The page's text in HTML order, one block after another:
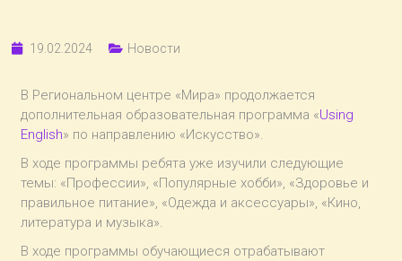
19.02.2024 Новости
В Региональном центре «Мира» продолжается
дополнительная образовательная программа «Using
English» по направлению «Искусство».
В ходе программы ребята уже изучили следующие
темы: «Профессии», «Популярные хобби», «Здоровье и
правильное питание», «Одежда и аксессуары», «Кино,
литература и музыка».
В ходе программы обучающиеся отрабатывают